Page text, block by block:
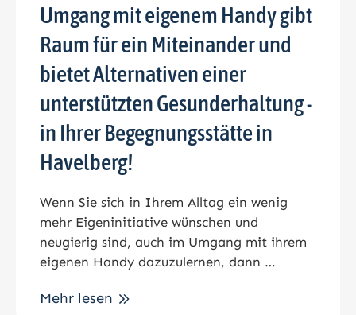
Umgang mit eigenem Handy gibt
Raum für ein Miteinander und
bietet Alternativen einer
unterstützten Gesunderhaltung -
in Ihrer Begegnungsstätte in
Havelberg!
Wenn Sie sich in Ihrem Alltag ein wenig
mehr Eigeninitiative wünschen und
neugierig sind, auch im Umgang mit ihrem
eigenen Handy dazuzulernen, dann …
Mehr lesen